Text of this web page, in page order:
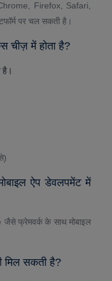
Firefox, Safari,
पर चल सकती है।
चीज़ में होता है?
है।
ऐप डेवलपमेंट में
फ्रेमवर्क के साथ मोबाइल
मिल सकती है?